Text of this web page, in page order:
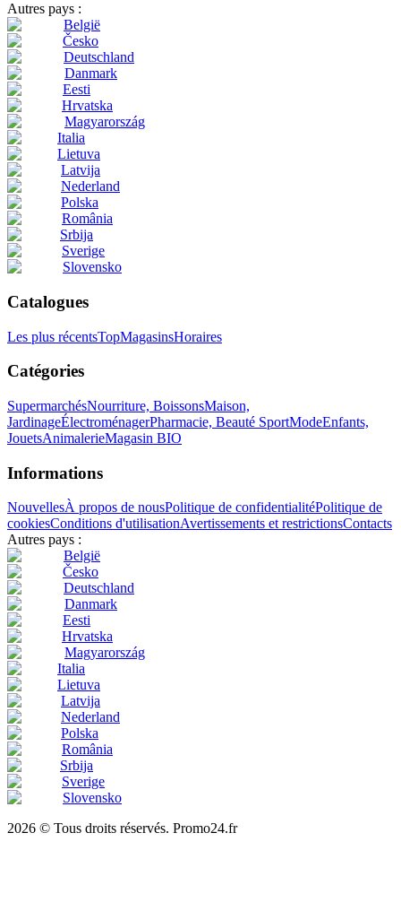
Autres pays :
België
Česko
Deutschland
Danmark
Eesti
Hrvatska
Magyarország
Italia
Lietuva
Latvija
Nederland
Polska
România
Srbija
Sverige
Slovensko
Catalogues
Les plus récentsTopMagasinsHoraires
Catégories
SupermarchésNourriture, BoissonsMaison,
JardinageÉlectroménagerPharmacie, Beauté SportModeEnfants,
JouetsAnimalerieMagasin BIO
Informations
NouvellesÀ propos de nousPolitique de confidentialitéPolitique de
cookiesConditions d'utilisationAvertissements et restrictionsContacts
Autres pays :
België
Česko
Deutschland
Danmark
Eesti
Hrvatska
Magyarország
Italia
Lietuva
Latvija
Nederland
Polska
România
Srbija
Sverige
Slovensko
2026 © Tous droits réservés. Promo24.fr